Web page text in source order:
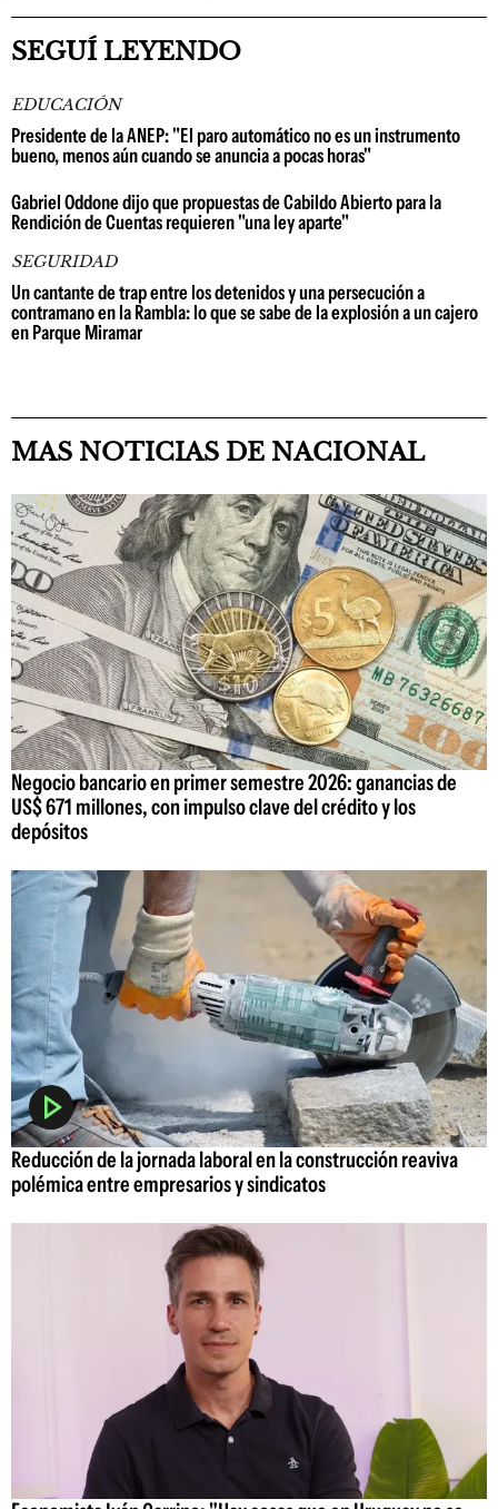
SEGUÍ LEYENDO
EDUCACIÓN
Presidente de la ANEP: "El paro automático no es un instrumento
bueno, menos aún cuando se anuncia a pocas horas"
Gabriel Oddone dijo que propuestas de Cabildo Abierto para la
Rendición de Cuentas requieren "una ley aparte"
SEGURIDAD
Un cantante de trap entre los detenidos y una persecución a
contramano en la Rambla: lo que se sabe de la explosión a un cajero
en Parque Miramar
MAS NOTICIAS DE NACIONAL
Negocio bancario en primer semestre 2026: ganancias de
US$ 671 millones, con impulso clave del crédito y los
depósitos
Reducción de la jornada laboral en la construcción reaviva
polémica entre empresarios y sindicatos